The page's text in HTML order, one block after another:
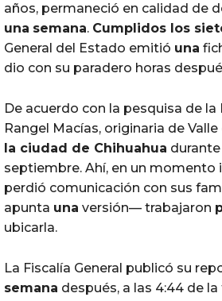
años, permaneció en calidad de
una semana. Cumplidos los
General del Estado emitió una
dio con su paradero horas
De acuerdo con la pesquisa de la
Rangel Macías, originaria de
la ciudad de Chihuahua
septiembre. Ahí, en un momento
perdió comunicación con sus
apunta una versión— trabajaron
ubicarla.
La Fiscalía General publicó su
semana después, a las 4:44 de